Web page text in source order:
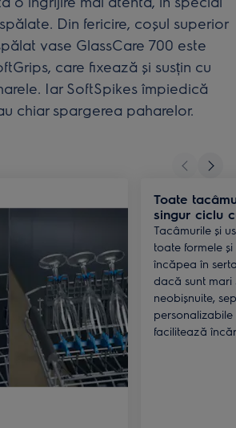
Din fericire, coșul superior
vase GlassCare 700 este
care fixează și susțin cu
Iar SoftSpikes împiedică
chiar spargerea paharelor.
Toate
singur ciclu
Tacâmurile și
toate formele
încăpea în
dacă sunt mari
neobișnuite,
facilitează